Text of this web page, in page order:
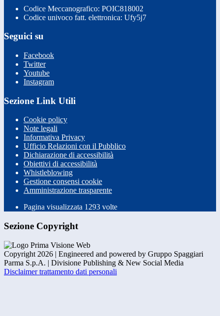
Codice Meccanografico: POIC818002
Codice univoco fatt. elettronica: Ufy5j7
Seguici su
Facebook
Twitter
Youtube
Instagram
Sezione Link Utili
Cookie policy
Note legali
Informativa Privacy
Ufficio Relazioni con il Pubblico
Dichiarazione di accessibilità
Obiettivi di accessibilità
Whistleblowing
Gestione consensi cookie
Amministrazione trasparente
Pagina visualizzata 1293 volte
Sezione Copyright
Copyright 2026 | Engineered and powered by Gruppo Spaggiari
Parma S.p.A. | Divisione Publishing & New Social Media
Disclaimer trattamento dati personali